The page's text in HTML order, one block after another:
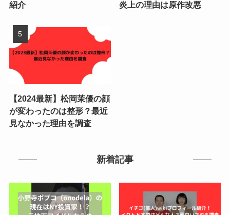
紹介
炎上の理由は原作改悪
【2024最新】松岡茉優の顔
が変わったのは整形？最近
見なかった理由を調査
新着記事